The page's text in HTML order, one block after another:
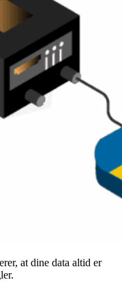
at dine data altid er